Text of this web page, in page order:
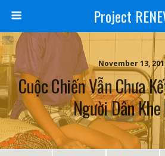
Project
November 13,
Cuộc Chiến Vẫn Chưa
Người Dân